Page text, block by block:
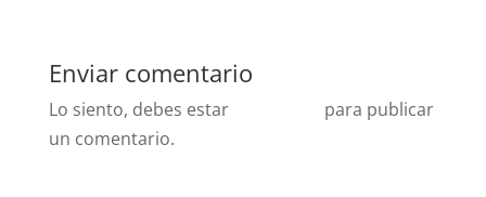
Enviar comentario
Lo siento, debes estar
para publicar
un comentario.